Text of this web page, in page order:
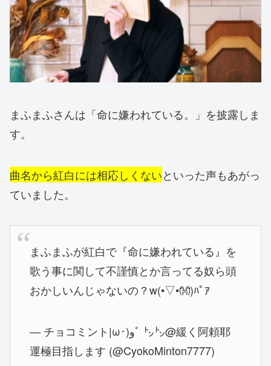
まふまふさんは「命に嫌われている。」を披露しま
す。
曲名から紅白には相応しくないといった声もあがっ
ていました。
まふまふが紅白で『命に嫌われている』を
歌う事に関して不謹慎とか言ってる奴ら頭
おかしいんじゃないの？w(•▽•👐)ﾊﾟｱ
— チョコミント|ω･)وﾞ ㌧㌧@緩く阿頼耶
運極目指します (@CyokoMinton7777)